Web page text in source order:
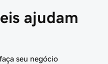
ajudam
seu negócio